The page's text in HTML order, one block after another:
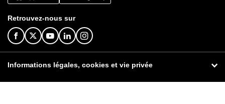
Retrouvez-nous sur
Informations légales, cookies et vie privée
© Orange 2026